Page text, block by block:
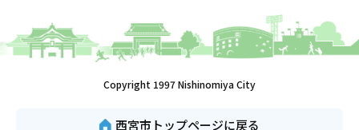
Copyright 1997 Nishinomiya City
西宮市トップページに戻る